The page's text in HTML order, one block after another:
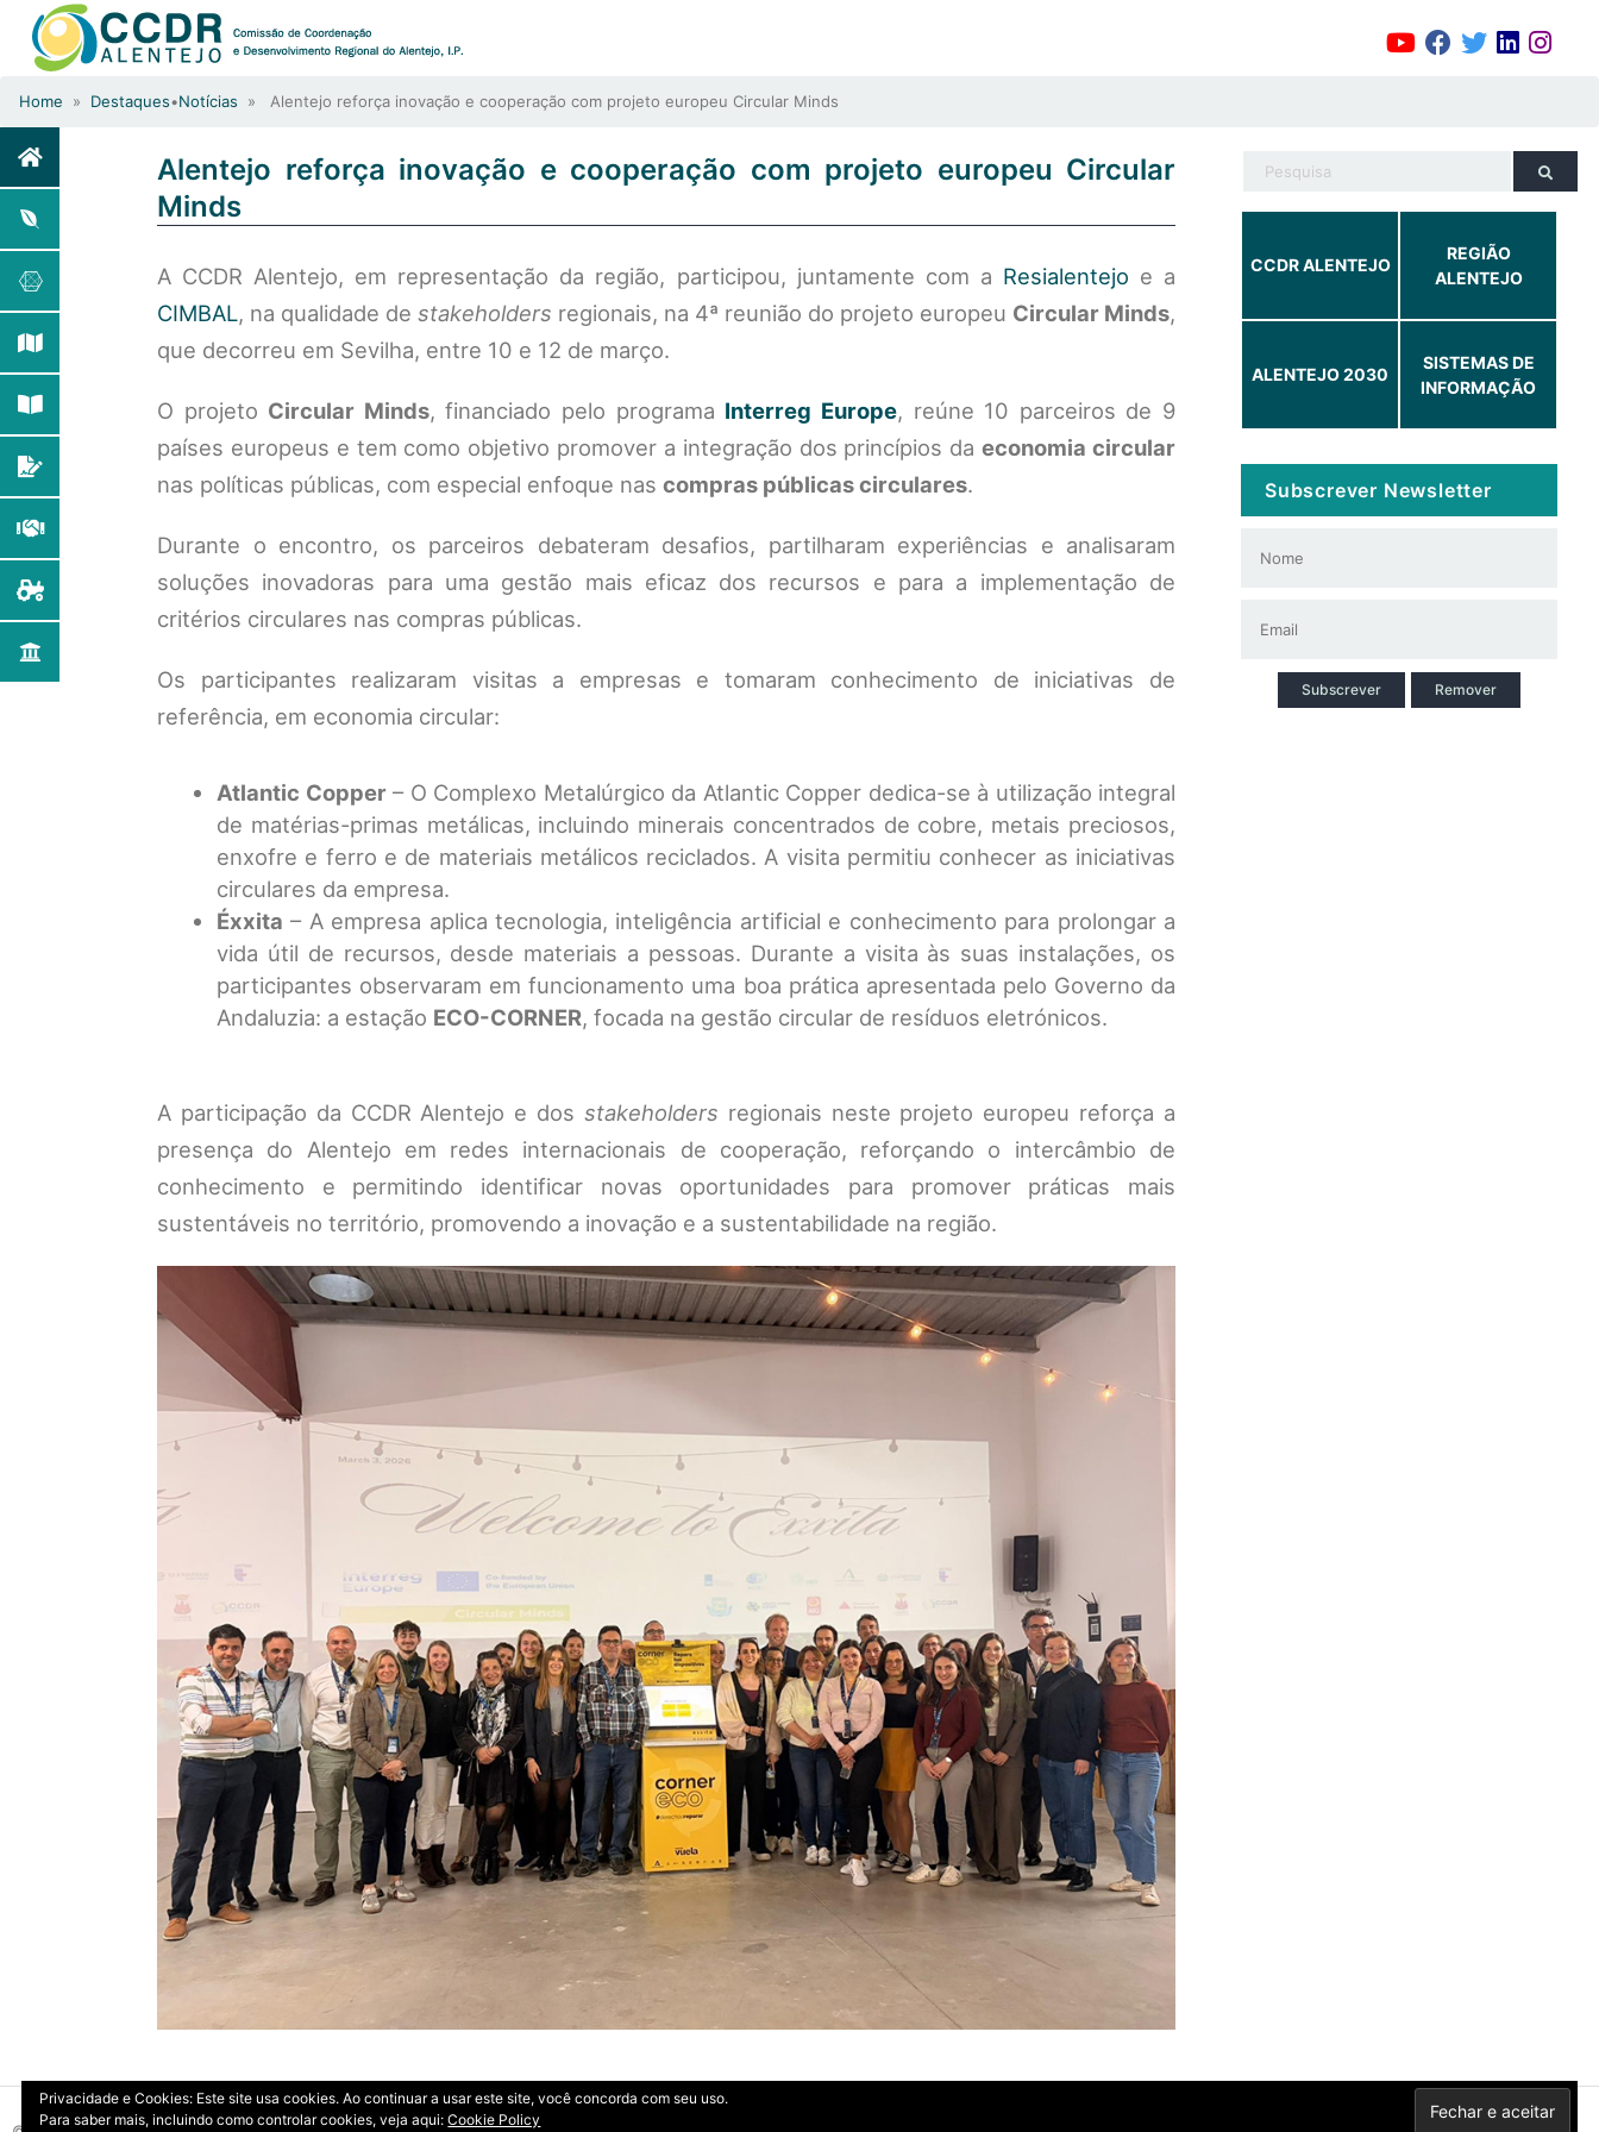
Home » Destaques•Notícias » Alentejo reforça inovação e cooperação com projeto europeu Circular Minds
Alentejo reforça inovação e cooperação com projeto europeu Circular
Minds
A CCDR Alentejo, em representação da região, participou, juntamente com a Resialentejo e a
CIMBAL, na qualidade de stakeholders regionais, na 4ª reunião do projeto europeu Circular Minds,
que decorreu em Sevilha, entre 10 e 12 de março.
O projeto Circular Minds, financiado pelo programa Interreg Europe, reúne 10 parceiros de 9
países europeus e tem como objetivo promover a integração dos princípios daeconomia circular
nas políticas públicas, com especial enfoque nas compras públicas circulares.
Durante o encontro, os parceiros debateram desafios, partilharam experiências e analisaram
soluções inovadoras para uma gestão mais eficaz dos recursos e para a implementação de
critérios circulares nas compras públicas.
Os participantes realizaram visitas a empresas e tomaram conhecimento de iniciativas de
referência, em economia circular:
Atlantic Copper– O Complexo Metalúrgico da Atlantic Copper dedica-se à utilização integral
de matérias-primas metálicas, incluindo minerais concentrados de cobre, metais preciosos,
enxofre e ferro e de materiais metálicos reciclados. A visita permitiu conhecer as iniciativas
circulares da empresa.
Éxxita – A empresa aplica tecnologia, inteligência artificial e conhecimento para prolongar a
vida útil de recursos, desde materiais a pessoas. Durante a visita às suas instalações, os
participantes observaram em funcionamento uma boa prática apresentada pelo Governo da
Andaluzia: a estação ECO-CORNER, focada na gestão circular de resíduos eletrónicos.
A participação da CCDR Alentejo e dos stakeholders regionais neste projeto europeu reforça a
presença do Alentejo em redes internacionais de cooperação, reforçando o intercâmbio de
conhecimento e permitindo identificar novas oportunidades para promover práticas mais
sustentáveis no território, promovendo a inovação e a sustentabilidade na região.
CCDR ALENTEJO
REGIÃO
ALENTEJO
ALENTEJO 2030
SISTEMAS DE
INFORMAÇÃO
Subscrever Newsletter
Subscrever Remover
Contactos
Privacidade e Cookies: Este site usa cookies. Ao continuar a usar este site, você concorda com seu uso.
Para saber mais, incluindo como controlar cookies, veja aqui:Cookie Policy